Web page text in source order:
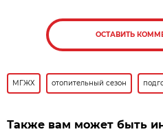
ОСТАВИТЬ
МГЖХ отопительный сезон
Также вам может быть